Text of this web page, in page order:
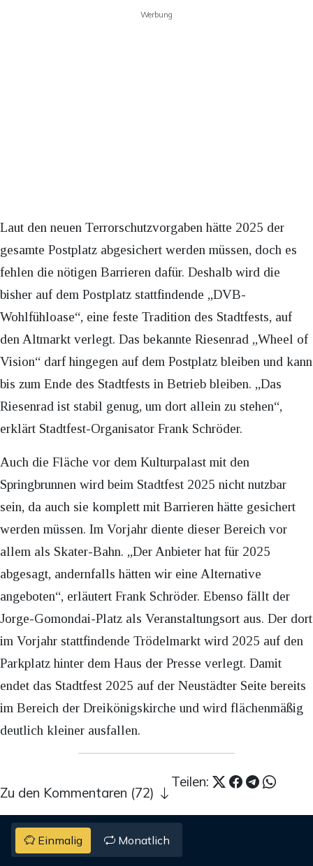
Werbung
Laut den neuen Terrorschutzvorgaben hätte 2025 der
gesamte Postplatz abgesichert werden müssen, doch es
fehlen die nötigen Barrieren dafür. Deshalb wird die
bisher auf dem Postplatz stattfindende „DVB-
Wohlfühloase“, eine feste Tradition des Stadtfests, auf
den Altmarkt verlegt. Das bekannte Riesenrad „Wheel of
Vision“ darf hingegen auf dem Postplatz bleiben und kann
bis zum Ende des Stadtfests in Betrieb bleiben. „Das
Riesenrad ist stabil genug, um dort allein zu stehen“,
erklärt Stadtfest-Organisator Frank Schröder.
Auch die Fläche vor dem Kulturpalast mit den
Springbrunnen wird beim Stadtfest 2025 nicht nutzbar
sein, da auch sie komplett mit Barrieren hätte gesichert
werden müssen. Im Vorjahr diente dieser Bereich vor
allem als Skater-Bahn. „Der Anbieter hat für 2025
abgesagt, andernfalls hätten wir eine Alternative
angeboten“, erläutert Frank Schröder. Ebenso fällt der
Jorge-Gomondai-Platz als Veranstaltungsort aus. Der dort
im Vorjahr stattfindende Trödelmarkt wird 2025 auf den
Parkplatz hinter dem Haus der Presse verlegt. Damit
endet das Stadtfest 2025 auf der Neustädter Seite bereits
im Bereich der Dreikönigskirche und wird flächenmäßig
deutlich kleiner ausfallen.
Teilen:
Zu den Kommentaren (72)
Einmalig Monatlich